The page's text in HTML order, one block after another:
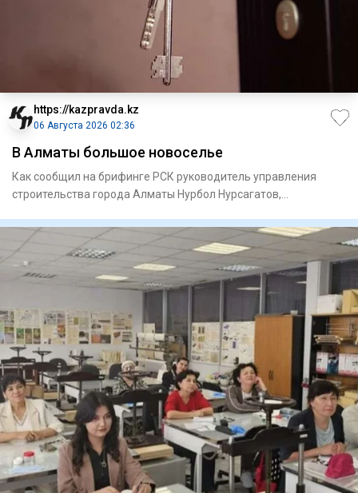
https://kazpravda.kz
06 Августа 2026 02:36
В Алматы большое новоселье
Как сообщил на брифинге РСК руководитель управления
строи­тельства города Алматы Нурбол Нурсагатов,